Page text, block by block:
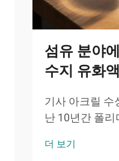
섬유 분야
수지 유화
기사 아크릴 수
난 10년간 폴리
템을 지속 가능
더 보기